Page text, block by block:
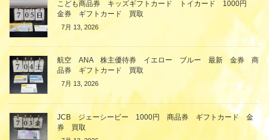
こども商品券 キッズギフトカード トイカード 1000円
金券 ギフトカード 買取
7月 13, 2026
航空 ANA 株主優待券 イエロー ブルー 最新 金券 商
品券 ギフトカード 買取
7月 13, 2026
JCB ジェーシービー 1000円 商品券 ギフトカード 金
券 買取